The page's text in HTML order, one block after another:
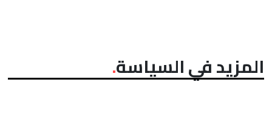
المزيد في السياسة